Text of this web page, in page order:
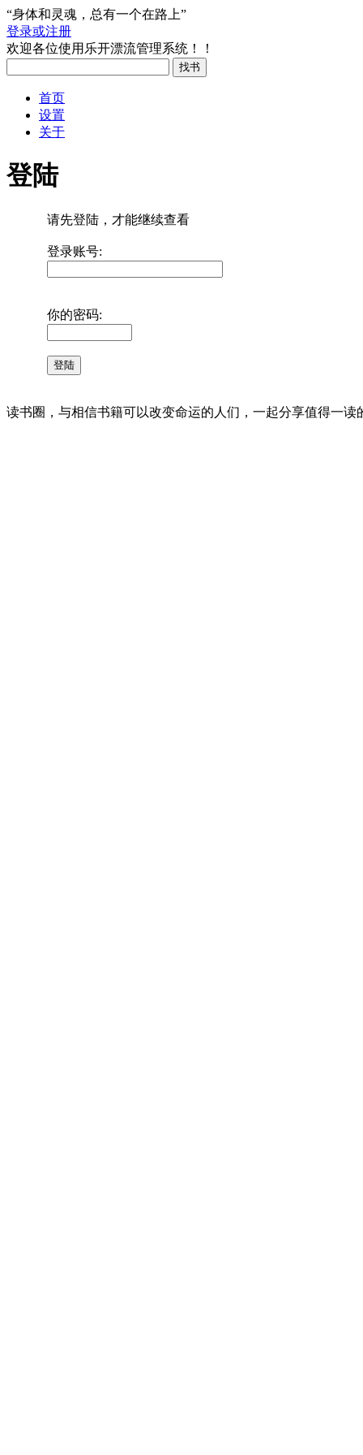
“身体和灵魂，总有一个在路上”
登录或注册
欢迎各位使用乐开漂流管理系统！！
首页
设置
关于
登陆
请先登陆，才能继续查看
登录账号:
你的密码:
读书圈，与相信书籍可以改变命运的人们，一起分享值得一读